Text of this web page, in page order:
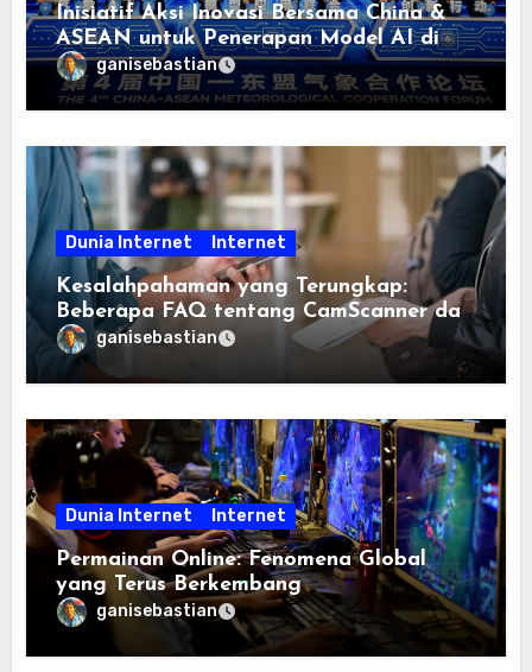
Inisiatif Aksi Inovasi Bersama China &
ASEAN untuk Penerapan Model AI di
bidang Meteorologi diluncurkan
ganisebastian
Dunia Internet Internet
Kesalahpahaman yang Terungkap:
Beberapa FAQ tentang CamScanner dan
Scanner App, Terjawab
ganisebastian
Dunia Internet Internet
Permainan Online: Fenomena Global
yang Terus Berkembang
ganisebastian